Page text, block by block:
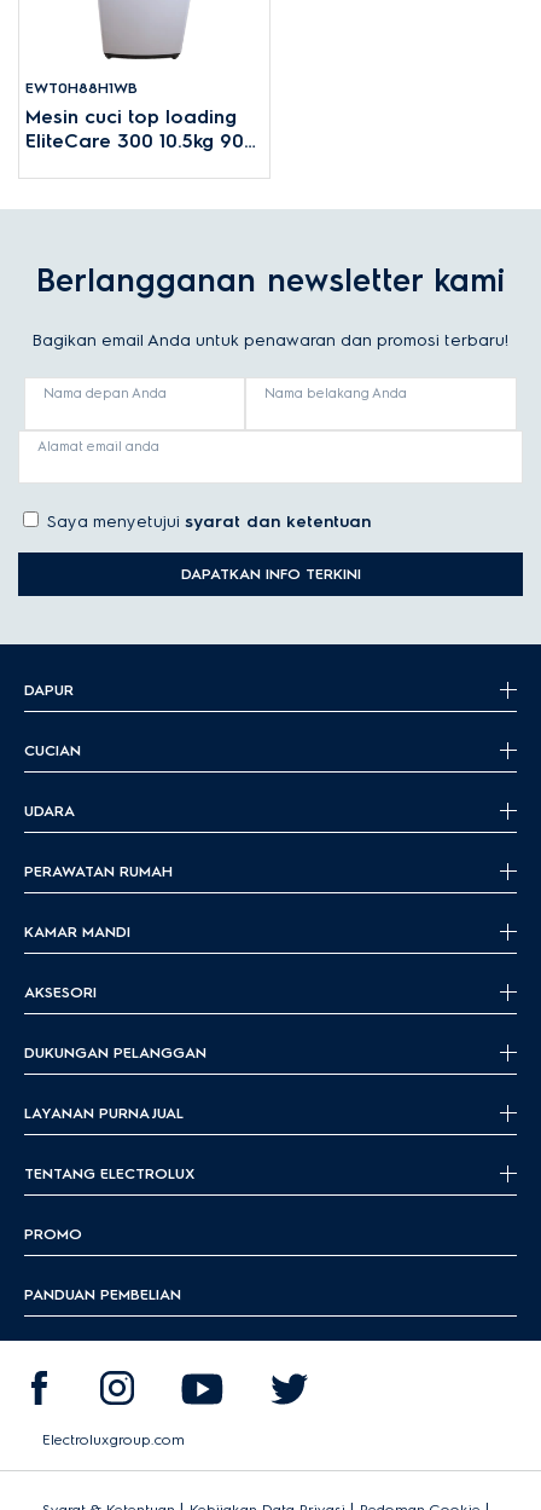
EWT0H88H1WB
Mesin cuci top loading
EliteCare 300 10.5kg 900
Berlangganan newsletter kami
Bagikan email Anda untuk penawaran dan promosi terbaru!
Nama depan Anda Nama belakang Anda
Alamat email anda
Saya menyetujui syarat dan ketentuan
DAPATKAN INFO TERKINI
DAPUR
CUCIAN
UDARA
PERAWATAN RUMAH
KAMAR MANDI
AKSESORI
DUKUNGAN PELANGGAN
LAYANAN PURNA JUAL
TENTANG ELECTROLUX
PROMO
PANDUAN PEMBELIAN
Electroluxgroup.com